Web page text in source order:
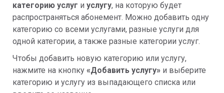
категорию услуг и услугу, на которую будет
распространяться абонемент. Можно добавить одну
категорию со всеми услугами, разные услуги для
одной категории, а также разные категории услуг.
Чтобы добавить новую категорию или услугу,
нажмите на кнопку «Добавить услугу» и выберите
категорию и услугу из выпадающего списка или